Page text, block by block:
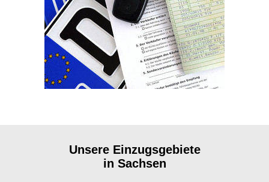
Unsere Einzugsgebiete
in Sachsen